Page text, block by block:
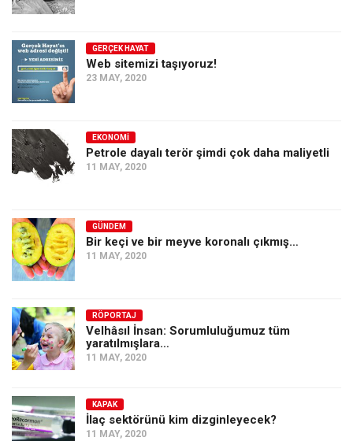
Afrika
İslam Dünyası
Tarih
Düşünce
GERÇEK HAYAT
Web sitemizi taşıyoruz!
23 MAY, 2020
EKONOMI
Petrole dayalı terör şimdi çok daha maliyetli
11 MAY, 2020
GÜNDEM
Bir keçi ve bir meyve koronalı çıkmış…
11 MAY, 2020
RÖPORTAJ
Velhâsıl İnsan: Sorumluluğumuz tüm
yaratılmışlara…
11 MAY, 2020
KAPAK
İlaç sektörünü kim dizginleyecek?
11 MAY, 2020